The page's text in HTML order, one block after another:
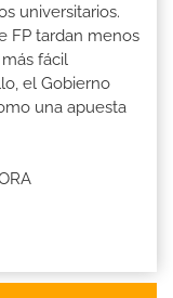
universitarios.
FP tardan menos
fácil
el Gobierno
una apuesta